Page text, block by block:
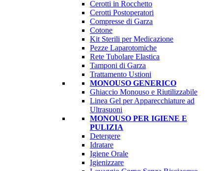
Cerotti in Rocchetto
Cerotti Postoperatori
Compresse di Garza
Cotone
Kit Sterili per Medicazione
Pezze Laparotomiche
Rete Tubolare Elastica
Tamponi di Garza
Trattamento Ustioni
MONOUSO GENERICO
Ghiaccio Monouso e Riutilizzabile
Linea Gel per Apparecchiature ad
Ultrasuoni
MONOUSO PER IGIENE E
PULIZIA
Detergere
Idratare
Igiene Orale
Igienizzare